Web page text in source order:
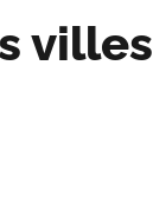
villes